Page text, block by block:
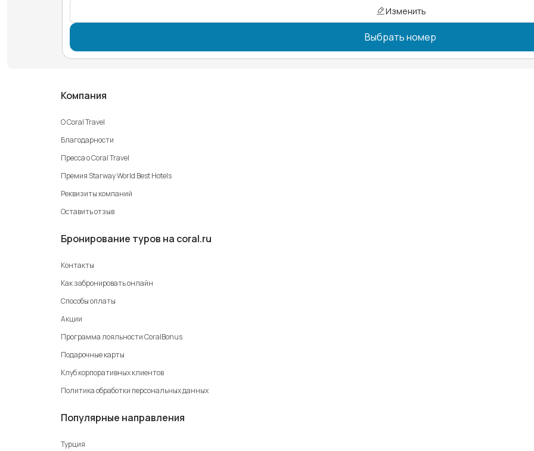
Изменить
Выбрать номер
Компания
О Coral Travel
Благодарности
Пресса о Coral Travel
Премия Starway World Best Hotels
Реквизиты компаний
Оставить отзыв
Бронирование туров на coral.ru
Контакты
Как забронировать онлайн
Способы оплаты
Акции
Программа лояльности CoralBonus
Подарочные карты
Клуб корпоративных клиентов
Политика обработки персональных данных
Популярные направления
Турция